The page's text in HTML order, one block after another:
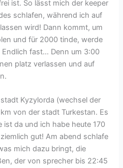
ist. So lässt mich der keeper
schlafen, während ich auf
wird! Dann kommt, um
und für 2000 tinde, werde
fast… Denn um 3:00
platz verlassen und auf
Kyzylorda (wechsel der
von der stadt Turkestan. Es
ist da und ich habe heute 170
gut! Am abend schlafe
mich dazu bringt, die
der von sprecher bis 22:45